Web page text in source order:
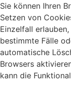
Sie können Ihren
Setzen von
Einzelfall
bestimmte Fälle
automatische
Browsers
kann die